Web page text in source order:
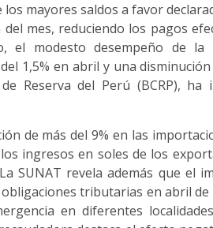
los mayores saldos a favor
mes, reduciendo los pagos
el modesto desempeño de la
1,5% en abril y una
Reserva del Perú (BCRP),
de más del 9% en las
ingresos en soles de los
SUNAT revela además que el
tributarias en abril de
en diferentes